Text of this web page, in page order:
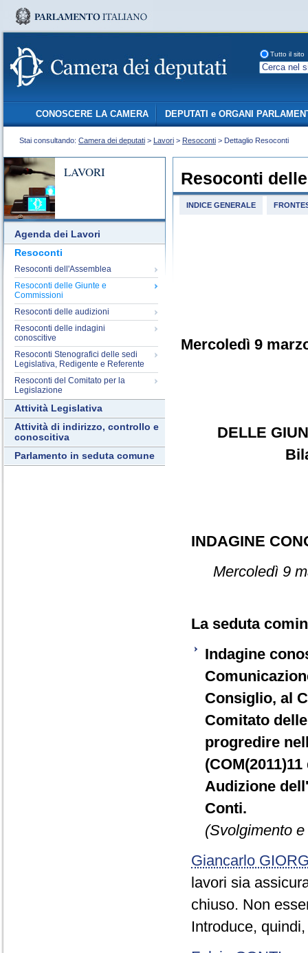
Tutto il sito
CONOSCERE LA CAMERA DEPUTATI e ORGANI
Stai consultando: Camera dei deputati > Lavori > Resoconti > Dettaglio Resoconti
LAVORI
Agenda dei Lavori
Resoconti
Resoconti dell'Assemblea
Resoconti delle Giunte e
Commissioni
Resoconti delle audizioni
Resoconti delle indagini
conoscitive
Resoconti Stenografici delle sedi
Legislativa, Redigente e Referente
Resoconti del Comitato per la
Legislazione
Attività Legislativa
Attività di indirizzo, controllo e
conoscitiva
Parlamento in seduta comune
Resoconti
INDICE GENERALE
Mercoledì 9
DELLE
INDAGINE
Mercoledì 9
La seduta
Indagine
Consiglio, al
Comitato
progredire
Audizione
Conti.
(Svolgimento
Giancarlo
lavori sia
chiuso. Non
Introduce,